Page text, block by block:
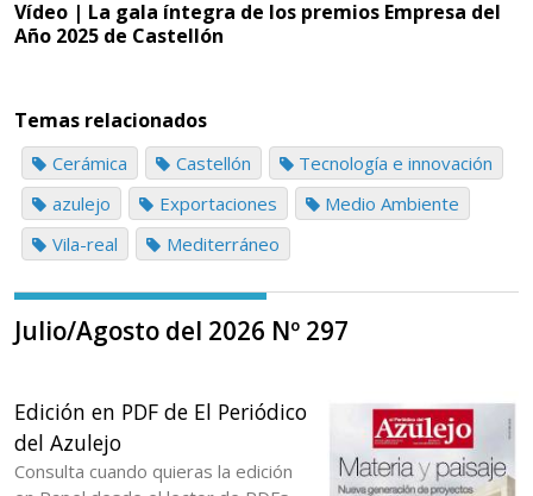
Vídeo | La gala íntegra de los premios Empresa del
Año 2025 de Castellón
Temas relacionados
Cerámica Castellón
Tecnología e innovación
azulejo
Exportaciones
Medio Ambiente
Vila-real
Mediterráneo
Julio/Agosto del 2026 Nº 297
Edición en PDF de El Periódico
del Azulejo
Consulta cuando quieras la edición